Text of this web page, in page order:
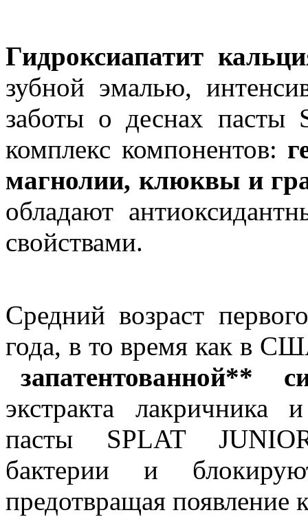
Гидроксиапатит
зубной эмалью,
заботы о деснах пасты
комплекс компонентов:
магнолии, клюквы и
обладают
свойствами.
Средний возраст
года, в то время как в
запатентованной**
экстракта
пасты SPLAT
бактерии и
предотвращая